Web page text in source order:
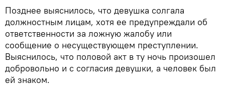
Позднее выяснилось, что девушка солгала
должностным лицам, хотя ее предупреждали об
ответственности за ложную жалобу или
сообщение о несуществующем преступлении.
Выяснилось, что половой акт в ту ночь произошел
добровольно и с согласия девушки, а человек был
ей знаком.